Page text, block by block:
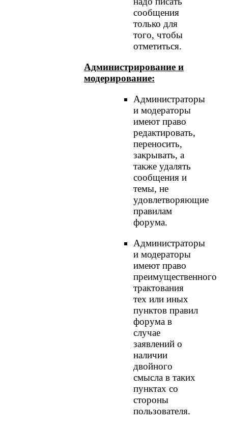
сообщения
только для
того, чтобы
отметиться.
Администрирование и
модерирование:
Администраторы
и модераторы
имеют право
редактировать,
переносить,
закрывать, а
также удалять
сообщения и
темы, не
удовлетворяющие
правилам
форума.
Администраторы
и модераторы
имеют право
преимущественного
трактования
тех или иных
пунктов правил
форума в
случае
заявлений о
наличии
двойного
смысла в таких
пунктах со
стороны
пользователя.